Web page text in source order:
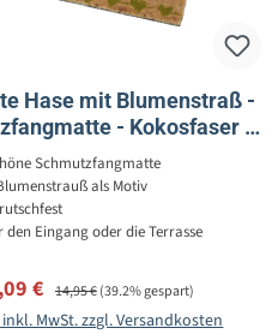
Hase mit Blumenstraß -
- Kokosfaser -
L: 60cm - B: 40cm
Schmutzfangmatte
als Motiv
Eingang oder die Terrasse
€ Regulärer Preis:
14,95 €(39.2% gespart)
MwSt. zzgl. Versandkosten